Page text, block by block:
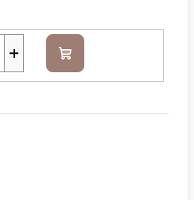
+ Do
košíku